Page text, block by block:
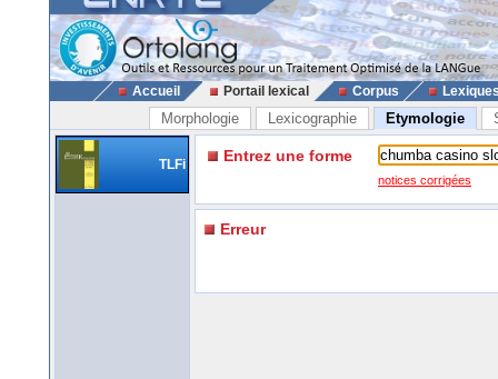
Accueil Portail lexical Corpus
Morphologie Lexicographie Etymologie
TLFi Entrez une forme
notices corrigées
Erreur